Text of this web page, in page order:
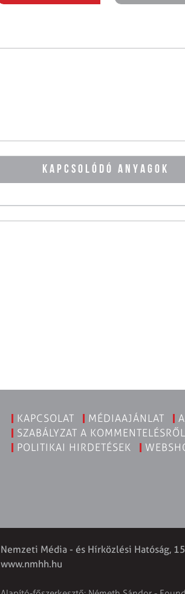
KAPCSOLÓDÓ ANYAGOK
KAPCSOLAT MÉDIAAJÁNLAT
SZABÁLYZAT A KOMMENTELÉSRŐL
POLITIKAI HIRDETÉSEK
Nemzeti Média - és Hírközlési Hatóság,
www.nmhh.hu